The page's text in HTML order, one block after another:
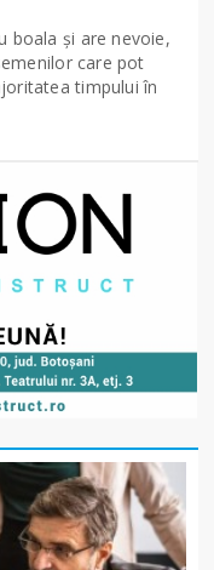
boala și are nevoie,
care pot
timpului în